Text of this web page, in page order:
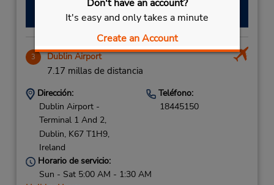
Don't have an account?
It's easy and only takes a minute
Create an Account
Hacer una reservación
3 Dublin Airport
7.17 millas de distancia
Dirección:
Dublin Airport -
Terminal 1 And 2,
Dublin, K67 T1H9,
Ireland
Teléfono:
18445150
Horario de servicio:
Sun - Sat 5:00 AM - 1:30 AM